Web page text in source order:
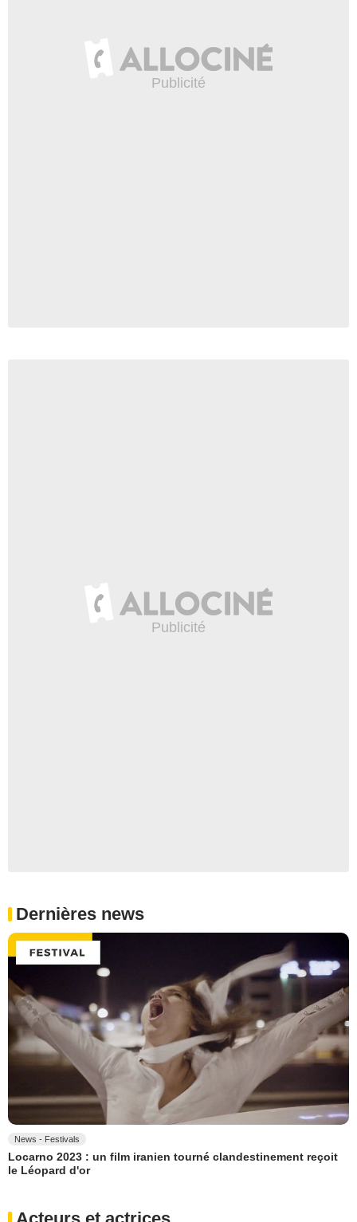
Dernières news
News - Festivals
Locarno 2023 : un film iranien tourné clandestinement reçoit
le Léopard d'or